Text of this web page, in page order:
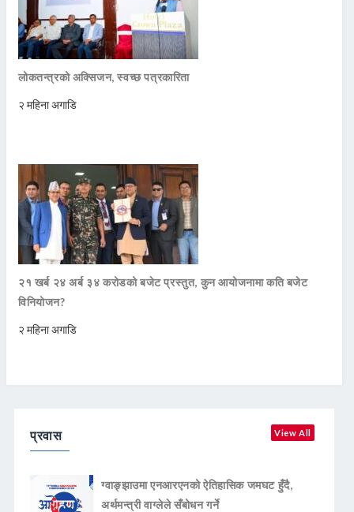
लोकतन्त्रको अक्सिजन, स्वच्छ पत्रकारिता
२ महिना अगाडि
२१ खर्ब २४ अर्ब ३४ करोडको बजेट प्रस्तुत, कुन आयोजनामा कति बजेट
विनियोजन?
२ महिना अगाडि
प्रवास View All
ग्वाङ्झाउमा एनआरएनको ऐतिहासिक जमघट हुँदै,
अर्थमन्त्री वाग्लेले सँबोधन गर्ने